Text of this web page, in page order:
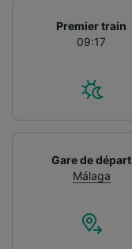
Premier train
09:17
Gare de départ
Málaga